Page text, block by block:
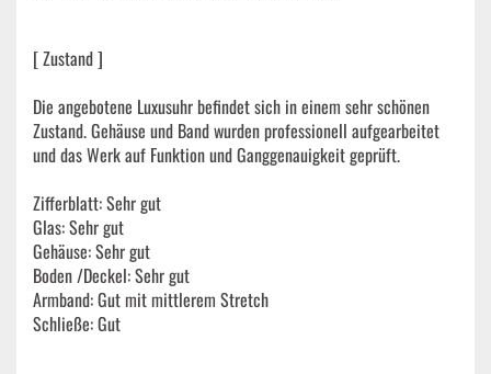
[ Zustand ]
Die angebotene Luxusuhr befindet sich in einem sehr schönen
Zustand. Gehäuse und Band wurden professionell aufgearbeitet
und das Werk auf Funktion und Ganggenauigkeit geprüft.
Zifferblatt: Sehr gut
Glas: Sehr gut
Gehäuse: Sehr gut
Boden /Deckel: Sehr gut
Armband: Gut mit mittlerem Stretch
Schließe: Gut